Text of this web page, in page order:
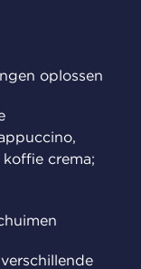
oplossen
crema;